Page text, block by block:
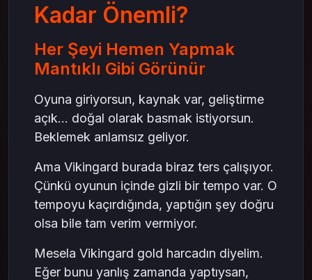
Kadar Önemli?
Her Şeyi Hemen Yapmak
Mantıklı Gibi Görünür
Oyuna giriyorsun, kaynak var, geliştirme
açık… doğal olarak basmak istiyorsun.
Beklemek anlamsız geliyor.
Ama Vikingard burada biraz ters çalışıyor.
Çünkü oyunun içinde gizli bir tempo var. O
tempoyu kaçırdığında, yaptığın şey doğru
olsa bile tam verim vermiyor.
Mesela Vikingard gold harcadın diyelim.
Eğer bunu yanlış zamanda yaptıysan,